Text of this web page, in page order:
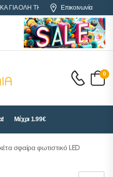
ΓΙΑ ΟΛΗ ΤΗΝ ΕΛΛΑΔΑΕπικοινωνία
0
Μέχρι 1.99€
σφαίρα φωτιστικό LED